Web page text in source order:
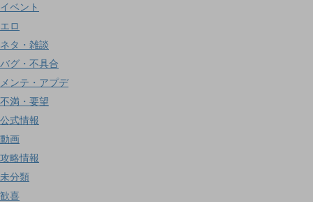
イベント
エロ
ネタ・雑談
バグ・不具合
メンテ・アプデ
不満・要望
公式情報
動画
攻略情報
未分類
歓喜